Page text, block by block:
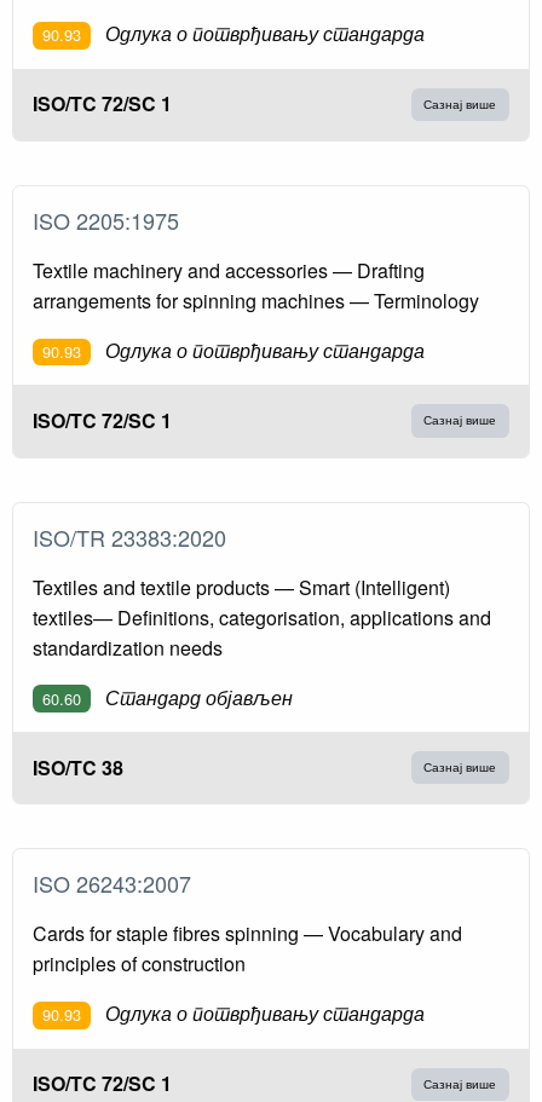
90.93 Одлука о потврђивању стандарда
ISO/TC 72/SC 1 Сазнај више
ISO 2205:1975
Textile machinery and accessories — Drafting
arrangements for spinning machines — Terminology
90.93 Одлука о потврђивању стандарда
ISO/TC 72/SC 1 Сазнај више
ISO/TR 23383:2020
Textiles and textile products — Smart (Intelligent)
textiles— Definitions, categorisation, applications and
standardization needs
60.60 Стандард објављен
ISO/TC 38 Сазнај више
ISO 26243:2007
Cards for staple fibres spinning — Vocabulary and
principles of construction
90.93 Одлука о потврђивању стандарда
ISO/TC 72/SC 1 Сазнај више